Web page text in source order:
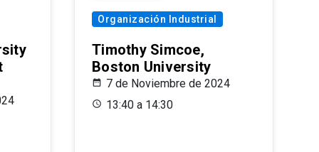
Organización Industrial
Timothy Simcoe,
Boston University
7 de Noviembre de 2024
13:40 a 14:30